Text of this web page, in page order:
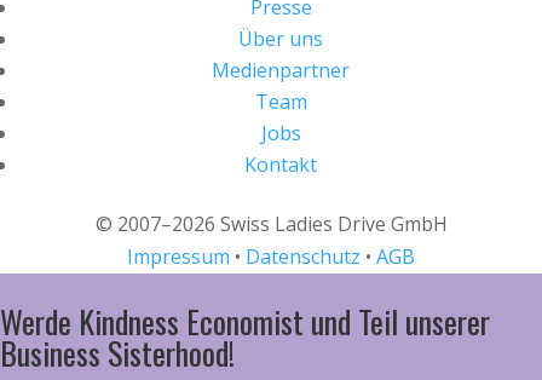
Presse
Über uns
Medienpartner
Team
Jobs
Kontakt
© 2007–2026 Swiss Ladies Drive GmbH
Impressum • Datenschutz • AGB
Werde Kindness Economist und Teil unserer
Business Sisterhood!